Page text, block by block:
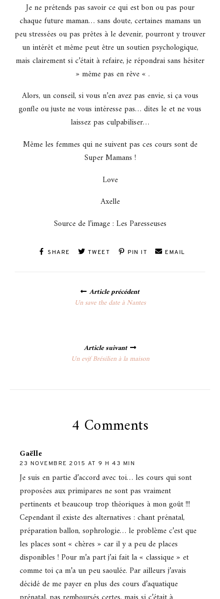
Je ne prétends pas savoir ce qui est bon ou pas pour
chaque future maman… sans doute, certaines mamans un
peu stressées ou pas prêtes à le devenir, pourront y trouver
un intérêt et même peut être un soutien psychologique,
mais clairement si c’était à refaire, je répondrai sans hésiter
» même pas en rêve « .
Alors, un conseil, si vous n’en avez pas envie, si ça vous
gonfle ou juste ne vous intéresse pas… dites le et ne vous
laissez pas culpabiliser…
Même les femmes qui ne suivent pas ces cours sont de
Super Mamans !
Love
Axelle
Source de l’image : Les Paresseuses
SHARE TWEET PIN IT EMAIL
Article précédent
Un save the date à Nantes
Article suivant
Un evjf Brésilien à la maison
4 Comments
Gaëlle
23 NOVEMBRE 2015 AT 9 H 43 MIN
Je suis en partie d’accord avec toi… les cours qui sont
proposées aux primipares ne sont pas vraiment
pertinents et beaucoup trop théoriques à mon goût !!!
Cependant il existe des alternatives : chant prénatal,
préparation ballon, sophrologie… le problème c’est que
les places sont « chères » car il y a peu de places
disponibles ! Pour m’a part j’ai fait la « classique » et
comme toi ça m’a un peu saoulée. Par ailleurs j’avais
décidé de me payer en plus des cours d’aquatique